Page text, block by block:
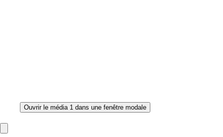
Ouvrir le média 1 dans une fenêtre modale